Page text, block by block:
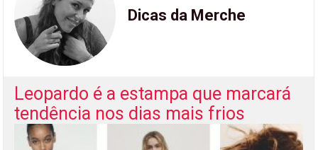
Dicas da Merche
Leopardo é a estampa que marcará
tendência nos dias mais frios